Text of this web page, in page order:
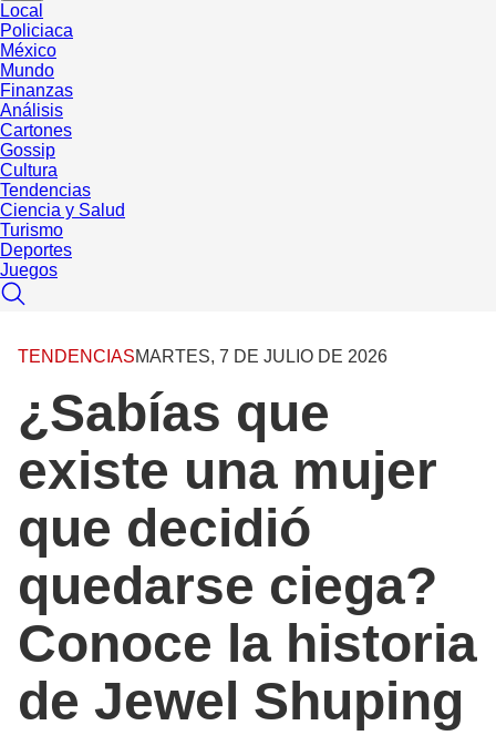
Local
Policiaca
México
Mundo
Finanzas
Análisis
Cartones
Gossip
Cultura
Tendencias
Ciencia y Salud
Turismo
Deportes
Juegos
TENDENCIASMARTES, 7 DE JULIO DE 2026
¿Sabías que
existe una mujer
que decidió
quedarse ciega?
Conoce la historia
de Jewel Shuping